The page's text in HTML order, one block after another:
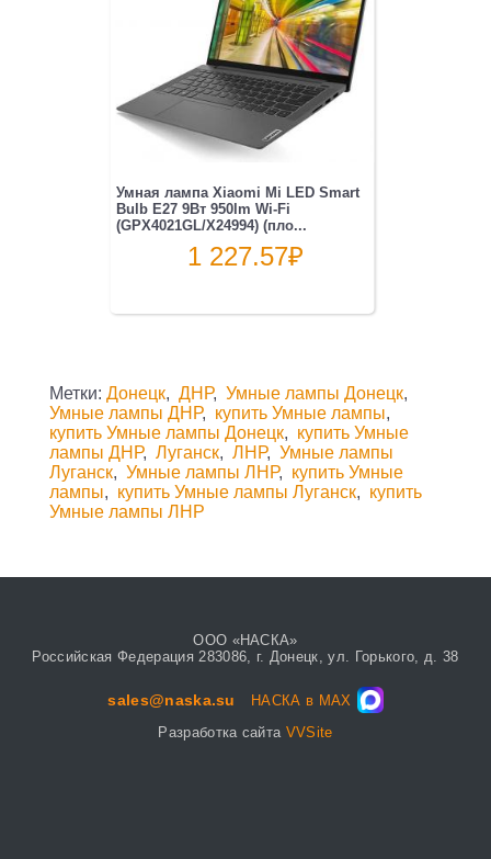
Умная лампа Xiaomi Mi LED Smart
Bulb E27 9Вт 950lm Wi-Fi
(GPX4021GL/X24994) (пло...
1 227.57₽
Метки: Донецк, ДНР, Умные лампы Донецк,
Умные лампы ДНР, купить Умные лампы,
купить Умные лампы Донецк, купить Умные
лампы ДНР, Луганск, ЛНР, Умные лампы
Луганск, Умные лампы ЛНР, купить Умные
лампы, купить Умные лампы Луганск, купить
Умные лампы ЛНР
ООО «НАСКА»
Российская Федерация 283086, г. Донецк, ул. Горького, д. 38
sales@naska.su
НАСКА в MAX
Разработка сайта VVSite